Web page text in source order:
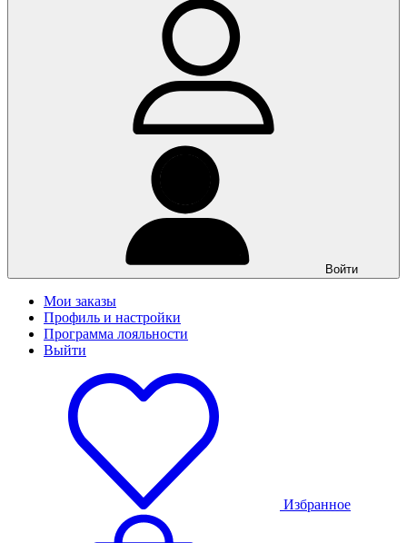
Войти
Мои заказы
Профиль и настройки
Программа лояльности
Выйти
Избранное